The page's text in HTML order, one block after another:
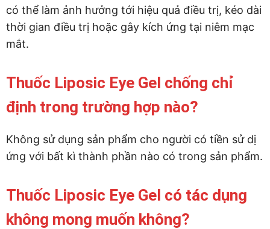
có thể làm ảnh hưởng tới hiệu quả điều trị, kéo dài
thời gian điều trị hoặc gây kích ứng tại niêm mạc
mắt.
Thuốc Liposic Eye Gel chống chỉ
định trong trường hợp nào?
Không sử dụng sản phẩm cho người có tiền sử dị
ứng với bất kì thành phần nào có trong sản phẩm.
Thuốc Liposic Eye Gel có tác dụng
không mong muốn không?